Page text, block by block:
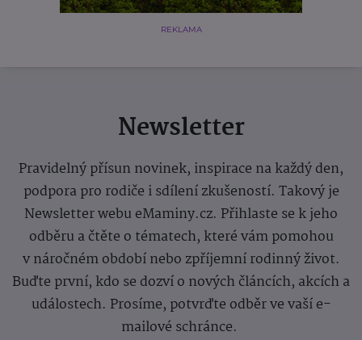
REKLAMA
Newsletter
Pravidelný přísun novinek, inspirace na každý den,
podpora pro rodiče i sdílení zkušeností. Takový je
Newsletter webu eMaminy.cz. Přihlaste se k jeho
odběru a čtěte o tématech, které vám pomohou
v náročném období nebo zpříjemní rodinný život.
Buďte první, kdo se dozví o nových článcích, akcích a
událostech. Prosíme, potvrďte odběr ve vaší e-
mailové schránce.